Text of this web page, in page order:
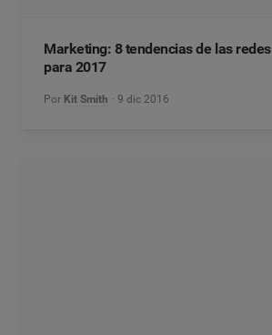
Marketing: 8 tendencias de las
para 2017
Por Kit Smith 9 dic 2016